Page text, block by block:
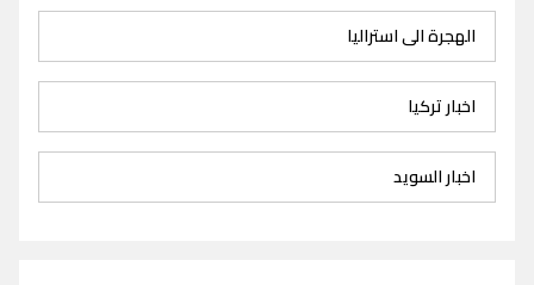
الهجرة الى استراليا
اخبار تركيا
اخبار السويد